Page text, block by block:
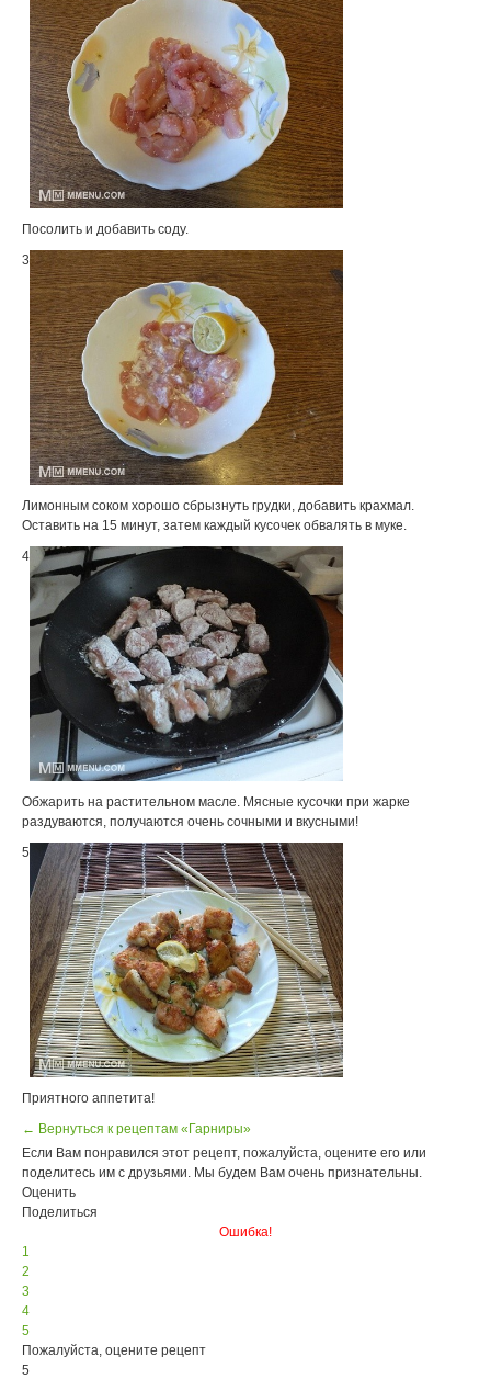
Посолить и добавить соду.
3
Лимонным соком хорошо сбрызнуть грудки, добавить крахмал.
Оставить на 15 минут, затем каждый кусочек обвалять в муке.
4
Обжарить на растительном масле. Мясные кусочки при жарке
раздуваются, получаются очень сочными и вкусными!
5
Приятного аппетита!
← Вернуться к рецептам «Гарниры»
Если Вам понравился этот рецепт, пожалуйста, оцените его или
поделитесь им с друзьями. Мы будем Вам очень признательны.
Оценить
Поделиться
Ошибка!
1
2
3
4
5
Пожалуйста, оцените рецепт
5